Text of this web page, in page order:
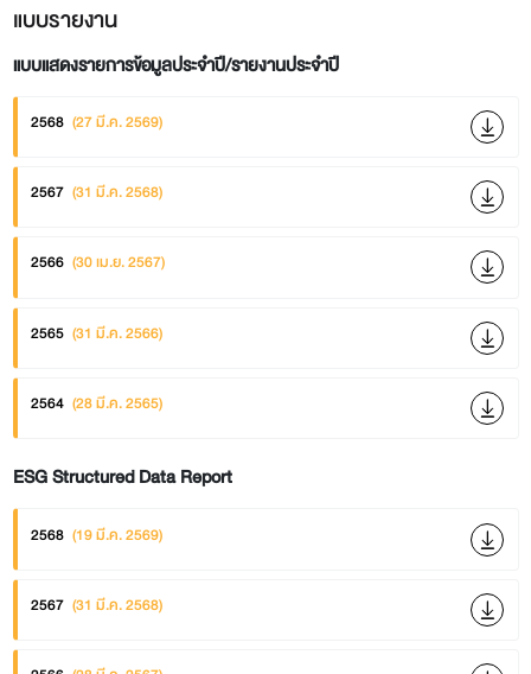
แบบรายงาน
แบบแสดงรายการข้อมูลประจำปี/รายงานประจำปี
2568 (27 มี.ค. 2569)
2567 (31 มี.ค. 2568)
2566 (30 เม.ย. 2567)
2565 (31 มี.ค. 2566)
2564 (28 มี.ค. 2565)
ESG Structured Data Report
2568 (19 มี.ค. 2569)
2567 (31 มี.ค. 2568)